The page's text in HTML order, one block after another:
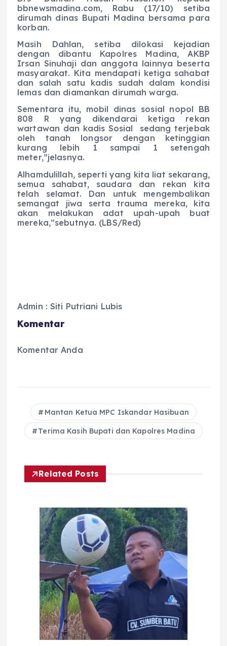
bbnewsmadina.com, Rabu (17/10) setiba
dirumah dinas Bupati Madina bersama para
korban.
Masih Dahlan, setiba dilokasi kejadian
dengan dibantu Kapolres Madina, AKBP
Irsan Sinuhaji dan anggota lainnya beserta
masyarakat. Kita mendapati ketiga sahabat
dan salah satu kadis sudah dalam kondisi
lemas dan diamankan dirumah warga.
Sementara itu, mobil dinas sosial nopol BB
808 R yang dikendarai ketiga rekan
wartawan dan kadis Sosial sedang terjebak
oleh tanah longsor dengan ketinggian
kurang lebih 1 sampai 1 setengah
meter,”jelasnya.
Alhamdulillah, seperti yang kita liat sekarang,
semua sahabat, saudara dan rekan kita
telah selamat. Dan untuk mengembalikan
semangat jiwa serta trauma mereka, kita
akan melakukan adat upah-upah buat
mereka,”sebutnya. (LBS/Red)
Admin : Siti Putriani Lubis
Komentar
Komentar Anda
Mantan Ketua MPC Iskandar Hasibuan
Terima Kasih Bupati dan Kapolres Madina
Related Posts